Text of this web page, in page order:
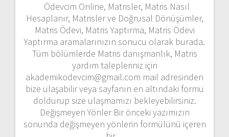
Ödevcim Online, Matrisler, Matris Nasıl
Hesaplanır, Matrisler ve Doğrusal Dönüşümler,
Matris Ödevi, Matris Yaptırma, Matris Ödevi
Yaptırma aramalarınızın sonucu olarak burada.
Tüm bölümlerde Matris danışmanlık, Matris
yardım talepleriniz için
akademikodevcim@gmail.com mail adresinden
bize ulaşabilir veya sayfanın en altındaki formu
doldurup size ulaşmamızı bekleyebilirsiniz.
Değişmeyen Yönler Bir önceki yazımızın
sonunda değişmeyen yönlerin formülünü içeren